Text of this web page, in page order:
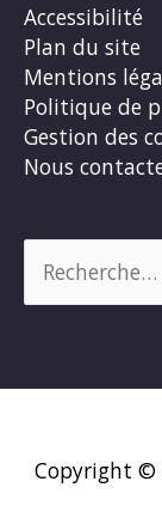
Accessibilité
Plan du site
Mentions
Politique de
Gestion des
Nous
Copyright ©